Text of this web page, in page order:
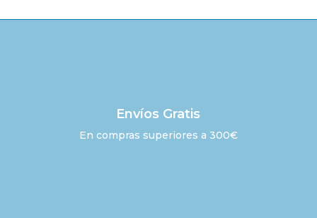
160,00 €.125,00 €.
Envíos Gratis
En compras superiores a 300€